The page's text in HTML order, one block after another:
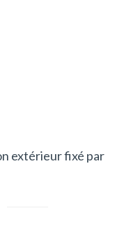
extérieur fixé par